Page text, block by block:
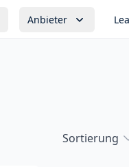
Anbieter
Sortierung